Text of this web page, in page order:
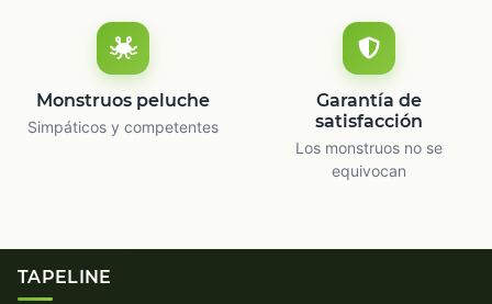
Monstruos peluche
Simpáticos y competentes
Garantía de
satisfacción
Los monstruos no se
equivocan
TAPELINE